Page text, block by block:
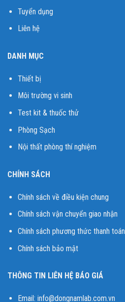
Tuyển dụng
Liên hệ
DANH MỤC
Thiết bị
Môi trường vi sinh
Test kit & thuốc thử
Phòng Sạch
Nội thất phòng thí nghiệm
CHÍNH SÁCH
Chính sách về điều kiện chung
Chính sách vận chuyển giao nhận
Chính sách phương thức thanh toán
Chính sách bảo mật
THÔNG TIN LIÊN HỆ BÁO GIÁ
Email: info@dongnamlab.com.vn